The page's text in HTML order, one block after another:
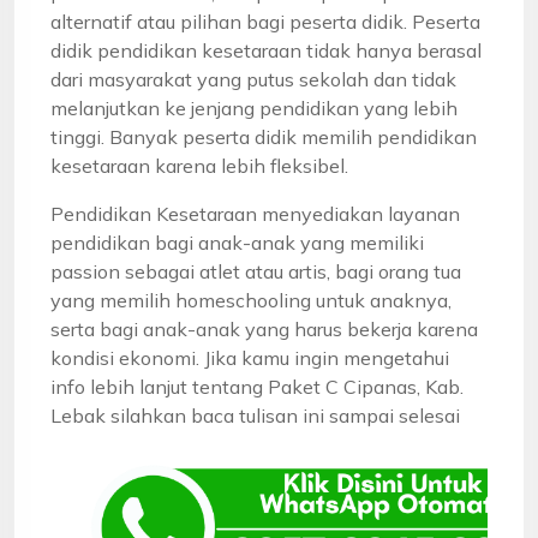
alternatif atau pilihan bagi peserta didik. Peserta
didik pendidikan kesetaraan tidak hanya berasal
dari masyarakat yang putus sekolah dan tidak
melanjutkan ke jenjang pendidikan yang lebih
tinggi. Banyak peserta didik memilih pendidikan
kesetaraan karena lebih fleksibel.
Pendidikan Kesetaraan menyediakan layanan
pendidikan bagi anak-anak yang memiliki
passion sebagai atlet atau artis, bagi orang tua
yang memilih homeschooling untuk anaknya,
serta bagi anak-anak yang harus bekerja karena
kondisi ekonomi. Jika kamu ingin mengetahui
info lebih lanjut tentang Paket C Cipanas, Kab.
Lebak silahkan baca tulisan ini sampai selesai